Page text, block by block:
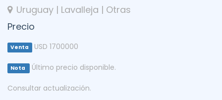
Uruguay | Lavalleja | Otras
Precio
Venta USD 1700000
Nota Último precio disponible.
Consultar actualización.